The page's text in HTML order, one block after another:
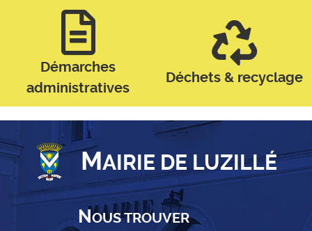
Démarches
administratives
Déchets & recyclage
MAIRIE DE LUZILLÉ
NOUS TROUVER